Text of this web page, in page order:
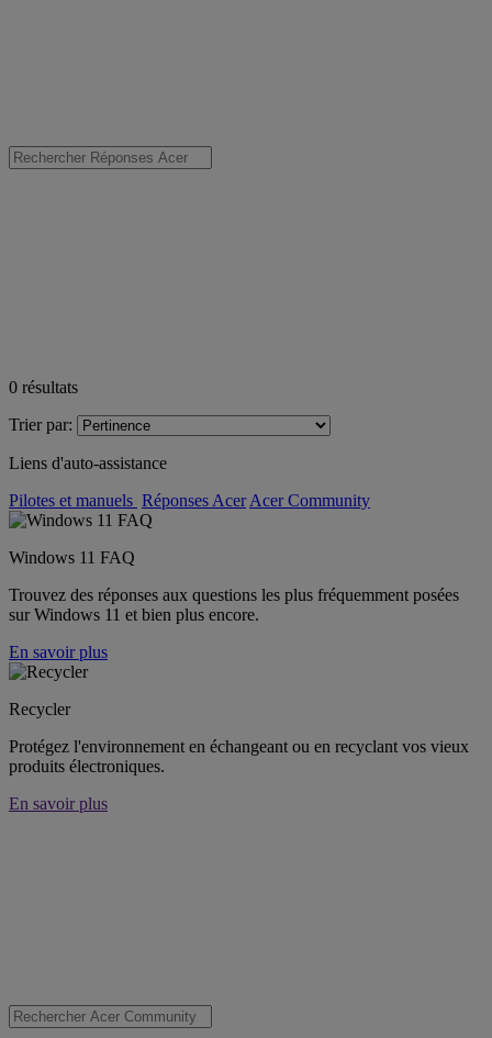
0 résultats
Trier par:
Liens d'auto-assistance
Pilotes et manuels Réponses Acer Acer Community
Windows 11 FAQ
Trouvez des réponses aux questions les plus fréquemment posées
sur Windows 11 et bien plus encore.
En savoir plus
Recycler
Protégez l'environnement en échangeant ou en recyclant vos vieux
produits électroniques.
En savoir plus